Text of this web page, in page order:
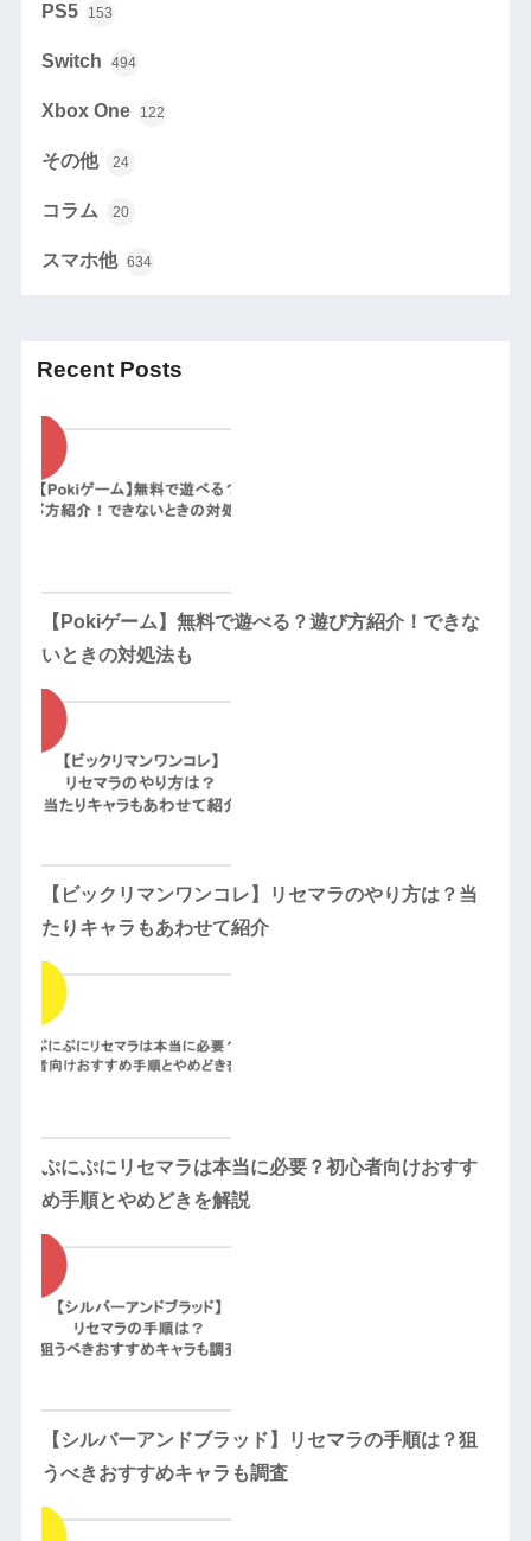
PS5 153
Switch 494
Xbox One 122
その他 24
コラム 20
スマホ他 634
Recent Posts
【Pokiゲーム】無料で遊べる？遊び方紹介！できな
いときの対処法も
【ビックリマンワンコレ】リセマラのやり方は？当
たりキャラもあわせて紹介
ぷにぷにリセマラは本当に必要？初心者向けおすす
め手順とやめどきを解説
【シルバーアンドブラッド】リセマラの手順は？狙
うべきおすすめキャラも調査